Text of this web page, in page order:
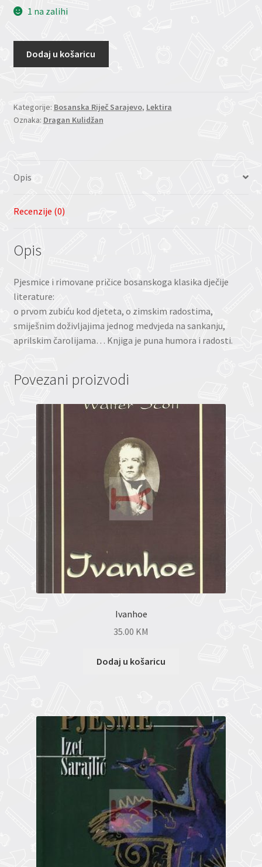
1 na zalihi
Dodaj u košaricu
Kategorije: Bosanska Riječ Sarajevo, Lektira
Oznaka: Dragan Kulidžan
Opis
Recenzije (0)
Opis
Pjesmice i rimovane pričice bosanskoga klasika dječije
literature:
o prvom zubiću kod djeteta, o zimskim radostima,
smiješnim doživljajima jednog medvjeda na sankanju,
aprilskim čarolijama… Knjiga je puna humora i radosti.
Povezani proizvodi
Ivanhoe
35.00 KM
Dodaj u košaricu